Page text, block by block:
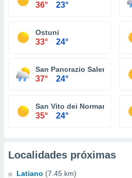
36° 23°
Ostuni
33° 24°
San Pancrazio Salentino
37° 24°
San Vito dei Normanni
35° 24°
Localidades próximas
Latiano (7.45 km)